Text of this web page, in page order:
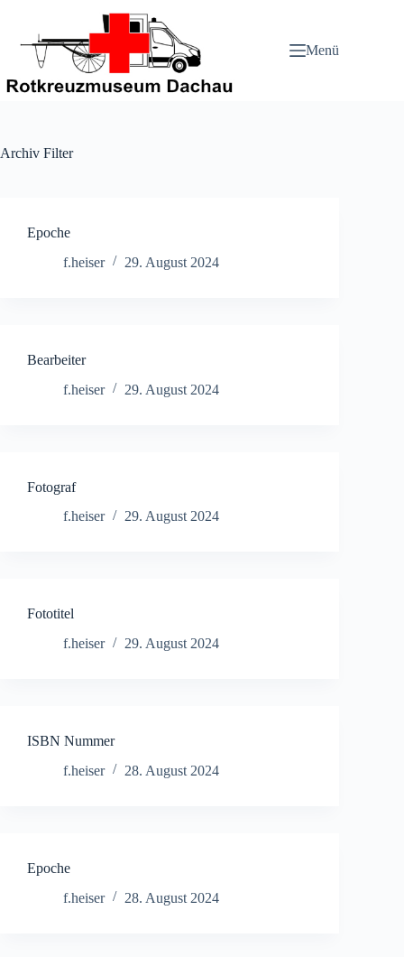
springen
Menü
Archiv Filter
Epoche
f.heiser
29. August 2024
Bearbeiter
f.heiser
29. August 2024
Fotograf
f.heiser
29. August 2024
Fototitel
f.heiser
29. August 2024
ISBN Nummer
f.heiser
28. August 2024
Epoche
f.heiser
28. August 2024